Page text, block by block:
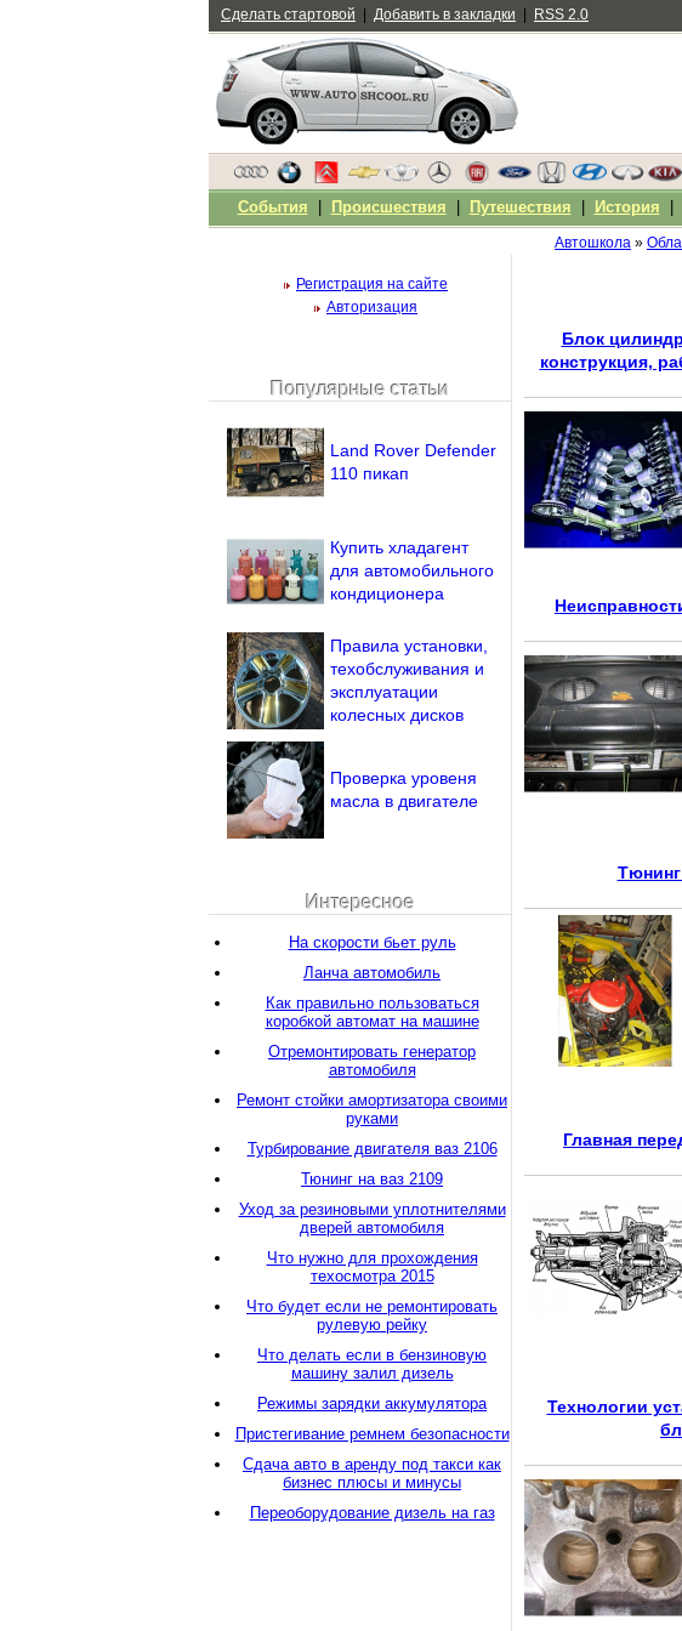
Автошкола »
Блок
конструкция,
Главная
Технологии
Регистрация на сайте
Авторизация
Напомнить пароль?
Популярные статьи
Land Rover Defender
110 пикап
Купить хладагент
для автомобильного
кондиционера
Правила установки,
техобслуживания и
эксплуатации
колесных дисков
Проверка уровеня
масла в двигателе
Интересное
На скорости бьет руль
Ланча автомобиль
Как правильно пользоваться
коробкой автомат на машине
Отремонтировать генератор
автомобиля
Ремонт стойки амортизатора своими
руками
Турбирование двигателя ваз 2106
Тюнинг на ваз 2109
Уход за резиновыми уплотнителями
дверей автомобиля
Что нужно для прохождения
техосмотра 2015
Что будет если не ремонтировать
рулевую рейку
Что делать если в бензиновую
машину залил дизель
Режимы зарядки аккумулятора
Пристегивание ремнем безопасности
Сдача авто в аренду под такси как
бизнес плюсы и минусы
Переоборудование дизель на газ
Сделать стартовой Добавить в закладки RSS 2.0
События Происшествия Путешествия История